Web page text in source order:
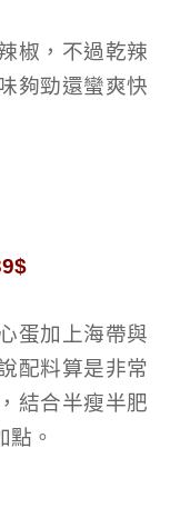
椒，不過乾辣
夠勁還蠻爽快
蛋加上海帶與
配料算是非常
結合半瘦半肥
。